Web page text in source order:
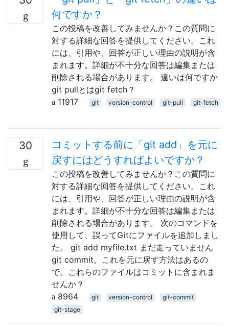
何ですか？
この投稿を改善してみませんか？この質問に
対する詳細な回答を提供してください。これ
には、引用や、回答が正しい理由の説明が含
まれます。詳細が不十分な回答は編集または
削除される場合があります。 違いは何ですか
git pullとはgit fetch？
11917
git version-control git-pull git-fetch
30
コミットする前に「git add」を元に
戻すにはどうすればよいですか？
この投稿を改善してみませんか？この質問に
対する詳細な回答を提供してください。これ
には、引用や、回答が正しい理由の説明が含
まれます。詳細が不十分な回答は編集または
削除される場合があります。 次のコマンドを
使用して、誤ってGitにファイルを追加しまし
た。 git add myfile.txt まだ走っていません
git commit。これを元に戻す方法はあるの
で、これらのファイルはコミットに含まれま
せんか？
8964
git version-control
git-commit
git-stage